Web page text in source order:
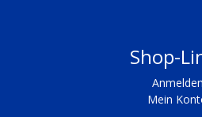
Shop-
Anmelden
Mein